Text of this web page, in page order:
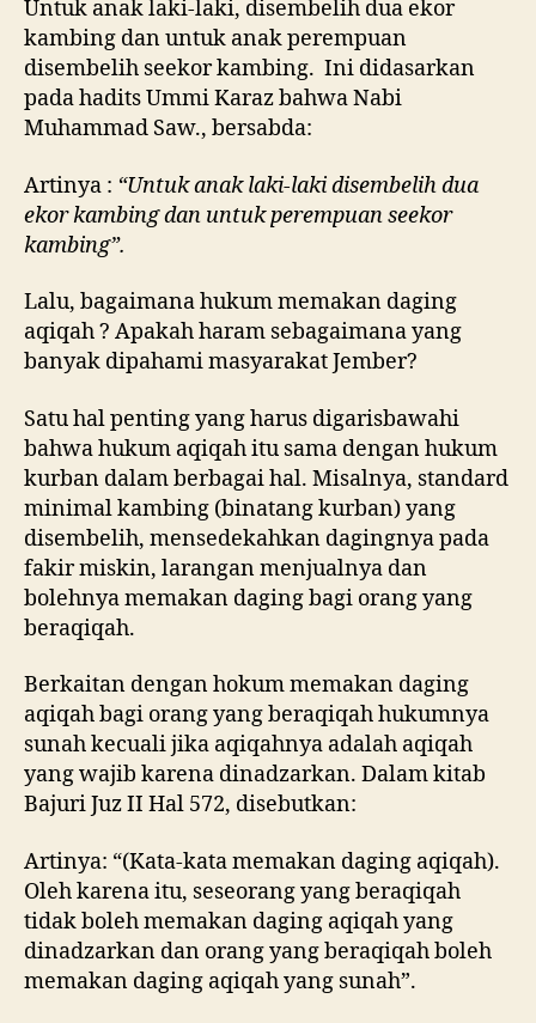
Untuk anak laki-laki, disembelih dua ekor
kambing dan untuk anak perempuan
disembelih seekor kambing. Ini didasarkan
pada hadits Ummi Karaz bahwa Nabi
Muhammad Saw., bersabda:
Artinya : “Untuk anak laki-laki disembelih dua
ekor kambing dan untuk perempuan seekor
kambing”.
Lalu, bagaimana hukum memakan daging
aqiqah ? Apakah haram sebagaimana yang
banyak dipahami masyarakat Jember?
Satu hal penting yang harus digarisbawahi
bahwa hukum aqiqah itu sama dengan hukum
kurban dalam berbagai hal. Misalnya, standard
minimal kambing (binatang kurban) yang
disembelih, mensedekahkan dagingnya pada
fakir miskin, larangan menjualnya dan
bolehnya memakan daging bagi orang yang
beraqiqah.
Berkaitan dengan hokum memakan daging
aqiqah bagi orang yang beraqiqah hukumnya
sunah kecuali jika aqiqahnya adalah aqiqah
yang wajib karena dinadzarkan. Dalam kitab
Bajuri Juz II Hal 572, disebutkan:
Artinya: “(Kata-kata memakan daging aqiqah).
Oleh karena itu, seseorang yang beraqiqah
tidak boleh memakan daging aqiqah yang
dinadzarkan dan orang yang beraqiqah boleh
memakan daging aqiqah yang sunah”.